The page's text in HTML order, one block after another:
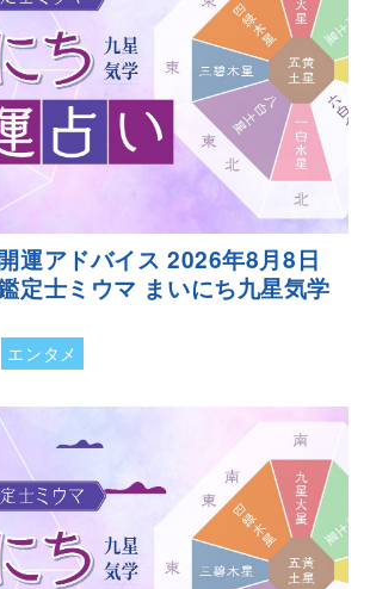
運アドバイス 2026年8月8日
定士ミウマ まいにち九星気学
エンタメ